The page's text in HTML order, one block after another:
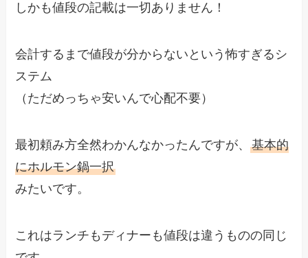
しかも値段の記載は一切ありません！
会計するまで値段が分からないという怖すぎるシ
ステム
（ただめっちゃ安いんで心配不要）
最初頼み方全然わかんなかったんですが、基本的
にホルモン鍋一択
みたいです。
これはランチもディナーも値段は違うものの同じ